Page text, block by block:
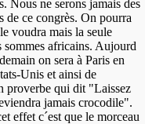
Nous ne serons jamais des
de ce congrès. On pourra
voudra mais la seule
sommes africains. Aujourd
on sera à Paris en
Unis et ainsi de
proverbe qui dit "Laissez
jamais crocodile".
effet c´est que le morceau